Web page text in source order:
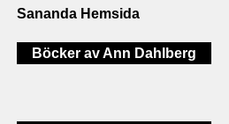
Sananda Hemsida
Böcker av Ann Dahlberg